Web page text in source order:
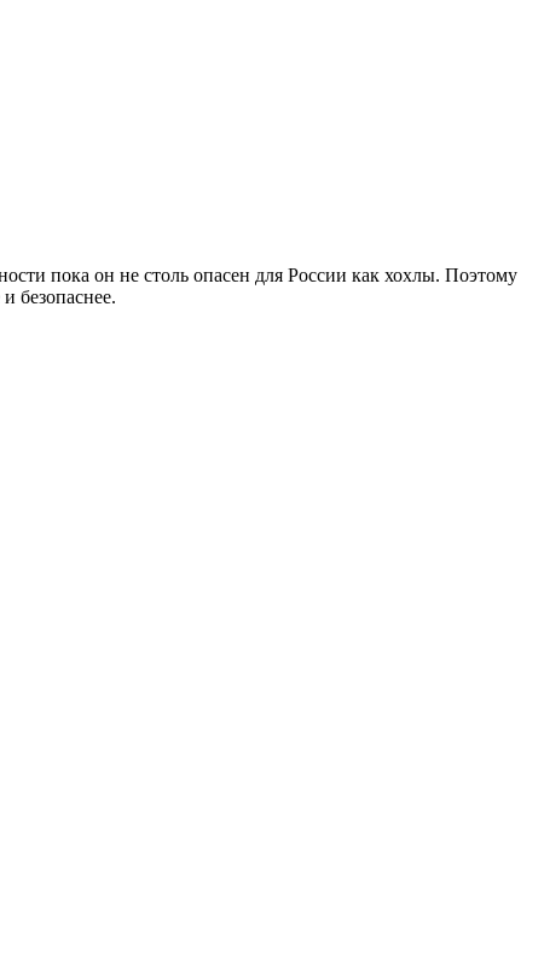
пока он не столь опасен для России как хохлы. Поэтому
безопаснее.